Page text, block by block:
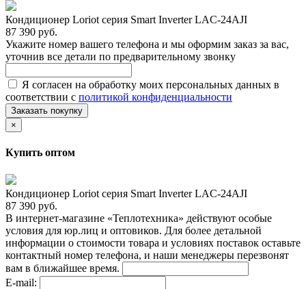
Кондиционер Loriot cерия Smart Inverter LAC-24AJI
87 390 руб.
Укажите номер вашего телефона и мы оформим заказ за вас,
уточнив все детали по предварительному звонку
Я согласен на обработку моих персональных данных в
соответствии с политикой конфиденциальности
Заказать покупку
×
Купить оптом
Кондиционер Loriot cерия Smart Inverter LAC-24AJI
87 390 руб.
В интернет-магазине «Теплотехника» действуют особые
условия для юр.лиц и оптовиков. Для более детальной
информации о стоимости товара и условиях поставок оставьте
контактный номер телефона, и наши менеджеры перезвонят
вам в ближайшее время.
E-mail: